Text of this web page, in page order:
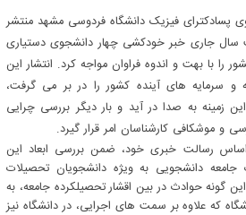
پسادکترای فیزیک دانشگاه فردوسی مشهد منتشر
سال جاری خبر خودکشی چهار دانشجوی دستیاری
را با بهت و اندوه فراوان مواجه کرد. انتشار این
و سرمایه های آینده کشور را در بر می گرفت،
به صدا در آید و بار دیگر بررسی چرایی
و موشکافی کارشناسان امر قرار گیرد.
رسالت خبری خود، ضمن بررسی ابعاد این
دانشجویی به ویژه دانشجویان تحصیلات
گونه حوادث در بین اقشار تحصیلکرده جامعه، به
که علاوه بر سمت های اجرایی، در دانشگاه نیز